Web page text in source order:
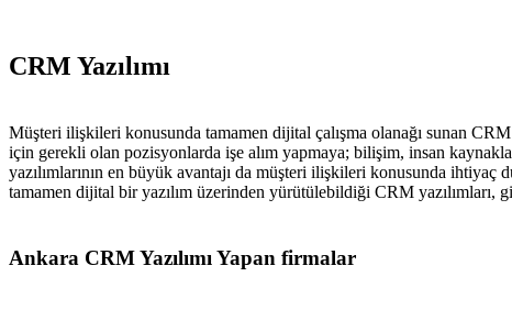
CRM Yazılımı
Müşteri ilişkileri konusunda tamamen dijital çalışma olanağı sunan
için gerekli olan pozisyonlarda işe alım yapmaya; bilişim, insan
yazılımlarının en büyük avantajı da müşteri ilişkileri konusunda
tamamen dijital bir yazılım üzerinden yürütülebildiği CRM yazılımları,
Ankara CRM Yazılımı Yapan firmalar